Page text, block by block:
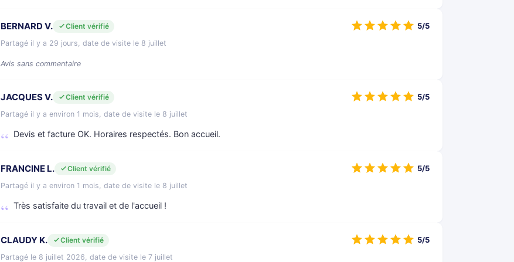
BERNARD V.
Client vérifié
Partagé il y a 29 jours, date de visite le 8 juillet
Avis sans commentaire
5/5
JACQUES V.
Client vérifié
Partagé il y a environ 1 mois, date de visite le 8 juillet
Devis et facture OK. Horaires respectés. Bon accueil.
5/5
FRANCINE L.
Client vérifié
Partagé il y a environ 1 mois, date de visite le 8 juillet
Très satisfaite du travail et de l'accueil !
5/5
CLAUDY K.
Client vérifié
Partagé le 8 juillet 2026, date de visite le 7 juillet
5/5